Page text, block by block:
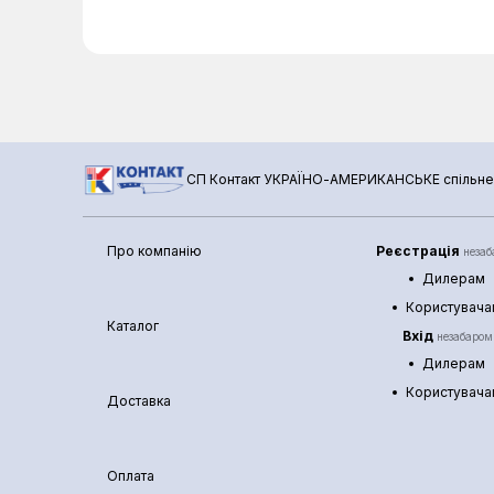
СП Контакт УКРАЇНО-АМЕРИКАНСЬКЕ спільне
Про компанію
Каталог
Доставка
Оплата
Реєстрація
Дилерам
Вхід незабаром
Дилерам